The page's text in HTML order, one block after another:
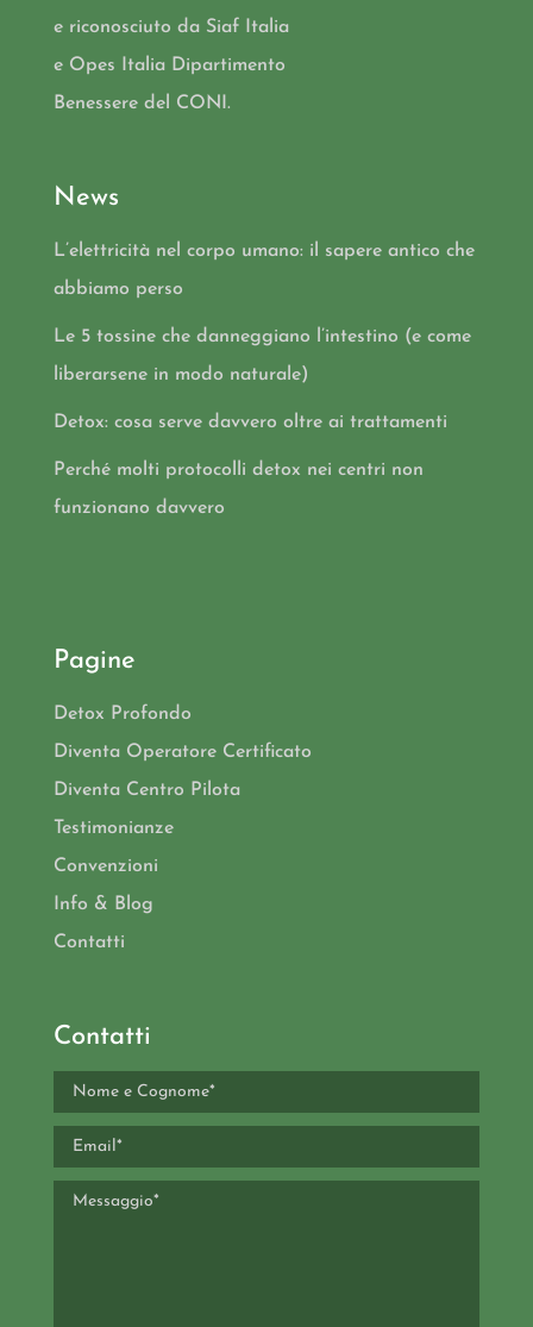
e riconosciuto da Siaf Italia
e Opes Italia Dipartimento
Benessere del CONI.
News
L’elettricità nel corpo umano: il sapere antico che
abbiamo perso
Le 5 tossine che danneggiano l’intestino (e come
liberarsene in modo naturale)
Detox: cosa serve davvero oltre ai trattamenti
Perché molti protocolli detox nei centri non
funzionano davvero
Pagine
Detox Profondo
Diventa Operatore Certificato
Diventa Centro Pilota
Testimonianze
Convenzioni
Info & Blog
Contatti
Contatti